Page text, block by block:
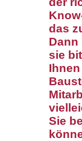
das
Dann
sie
Sie